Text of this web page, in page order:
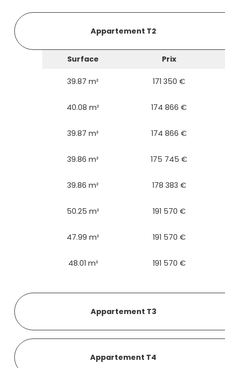
Appartement T2
Surface Prix
39.87 m² 171 350 €
40.08 m² 174 866 €
39.87 m² 174 866 €
39.86 m² 175 745 €
39.86 m² 178 383 €
50.25 m² 191 570 €
47.99 m² 191 570 €
48.01 m² 191 570 €
Appartement T3
Appartement T4